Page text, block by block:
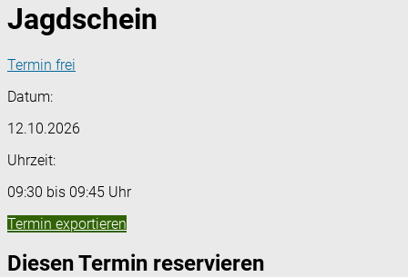
Jagdschein
Termin frei
Datum:
12.10.2026
Uhrzeit:
09:30 bis 09:45 Uhr
Termin exportieren
Diesen Termin reservieren